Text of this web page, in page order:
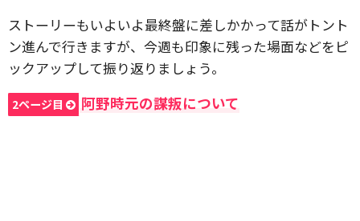
ストーリーもいよいよ最終盤に差しかかって話がトント
ン進んで行きますが、今週も印象に残った場面などをピ
ックアップして振り返りましょう。
2ページ目 阿野時元の謀叛について